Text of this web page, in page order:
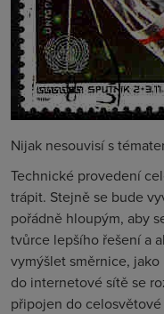
Nijak nesouvisí s
Technické provedení
trápit. Stejně se bude
pořádně hloupým, aby
tvůrce lepšího řešení a
vymýšlet směrnice,
do internetové sítě se
připojen do